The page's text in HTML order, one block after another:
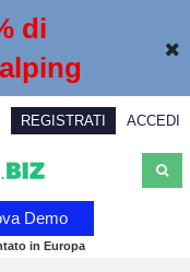
di
REGISTRATI ACCEDI
Demo
in Europa